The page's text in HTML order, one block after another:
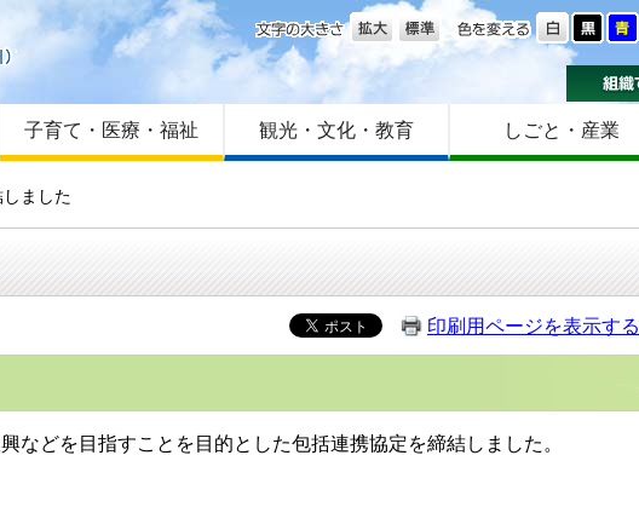
はじめての方へ
Foreign language
サイトマップ
色を変える
文字の大きさ
子育て・医療・福祉 観光・文化・教育 しごと・産業
ました
印刷用ページを表示する
どを目指すことを目的とした包括連携協定を締結しました。